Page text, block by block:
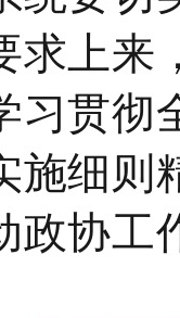
求上来
习贯彻
施细则
政协工